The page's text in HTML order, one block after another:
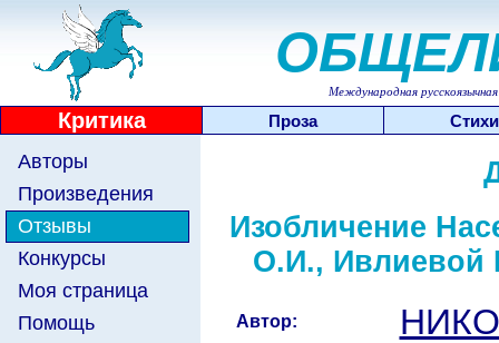
Международная
Критика Проза Стихи
Авторы
Произведения
Отзывы
Конкурсы
Моя страница
Помощь
Изобличение
О.И.,
Автор: